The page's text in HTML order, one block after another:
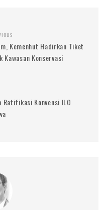
Kemenhut Hadirkan Tiket
Konservasi
Ratifikasi Konvensi ILO